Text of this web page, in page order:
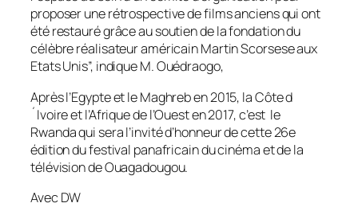
proposer une rétrospective de films anciens qui ont
été restauré grâce au soutien de la fondation du
célèbre réalisateur américain Martin Scorsese aux
Etats Unis”, indique M. Ouédraogo,
Après l’Egypte et le Maghreb en 2015, la Côte d
´Ivoire et l’Afrique de l’Ouest en 2017, c’est le
Rwanda qui sera l’invité d’honneur de cette 26e
édition du festival panafricain du cinéma et de la
télévision de Ouagadougou.
Avec DW